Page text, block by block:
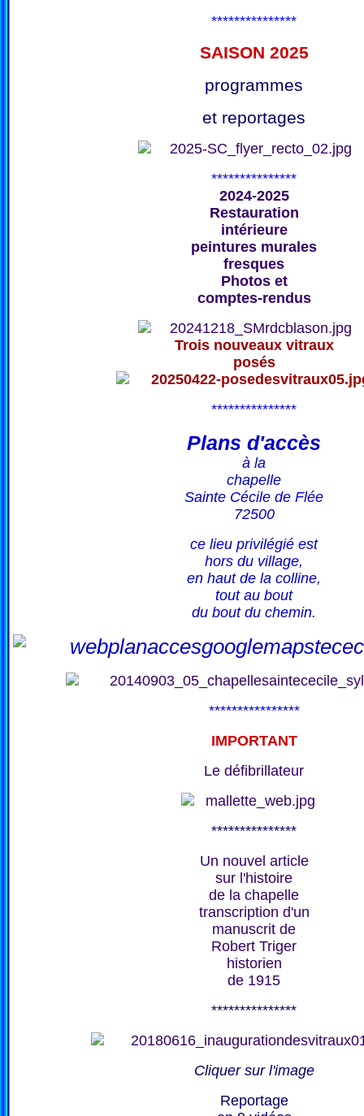
***************
SAISON 2025
programmes
et reportages
***************
2024-2025
Restauration
intérieure
peintures murales
fresques
Photos et
comptes-rendus
Trois nouveaux vitraux
posés
***************
Plans d'accès
à la
chapelle
Sainte Cécile de Flée
72500
ce lieu privilégié est
hors du village,
en haut de la colline,
tout au bout
du bout du chemin.
****************
IMPORTANT
Le défibrillateur
***************
Un nouvel article
sur l'histoire
de la chapelle
transcription d'un
manuscrit de
Robert Triger
historien
de 1915
***************
Cliquer sur l'image
Reportage